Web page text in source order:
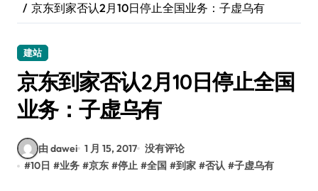
京东到家否认2月10日停止全国业务：子虚乌有
建站
京东到家否认2月10日停止全国
业务：子虚乌有
由 dawei 1 月 15, 2017 没有评论
#10日 #业务 #京东 #停止 #全国 #到家 #否认 #子虚乌有